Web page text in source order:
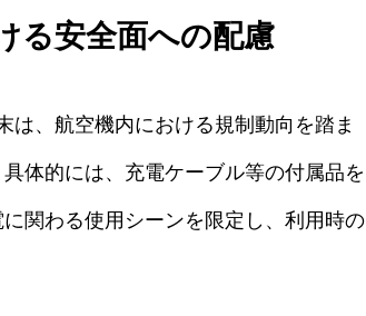
る安全面への配慮
は、航空機内における規制動向を踏ま
体的には、充電ケーブル等の付属品を
関わる使用シーンを限定し、利用時の